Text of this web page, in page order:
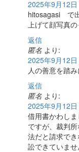
2025年9月12
hitosagasi で
上げて顔写真
返信
匿名 より:
2025年9月12
人の善意を踏
返信
匿名 より:
2025年9月12
借用書かわし
ですが、裁判
法だと請求で
訟できていませ